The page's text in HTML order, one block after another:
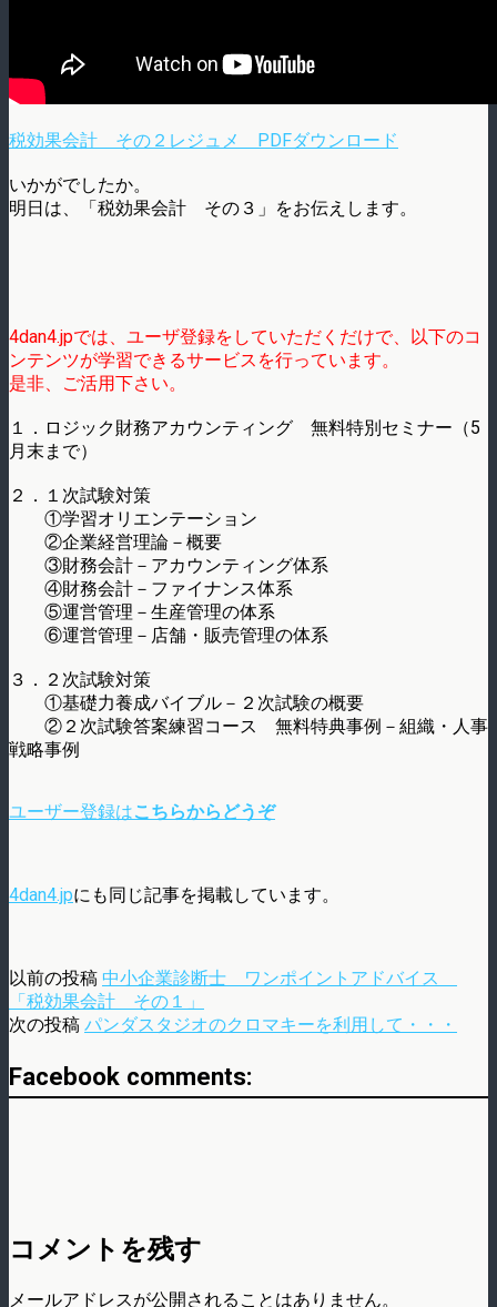
税効果会計 その２レジュメ PDFダウンロード
いかがでしたか。
明日は、「税効果会計 その３」をお伝えします。
4dan4.jpでは、ユーザ登録をしていただくだけで、以下のコ
ンテンツが学習できるサービスを行っています。
是非、ご活用下さい。
１．ロジック財務アカウンティング 無料特別セミナー（5
月末まで）
２．１次試験対策
①学習オリエンテーション
②企業経営理論－概要
③財務会計－アカウンティング体系
④財務会計－ファイナンス体系
⑤運営管理－生産管理の体系
⑥運営管理－店舗・販売管理の体系
３．２次試験対策
①基礎力養成バイブル－２次試験の概要
②２次試験答案練習コース 無料特典事例－組織・人事
戦略事例
ユーザー登録はこちらからどうぞ
4dan4.jpにも同じ記事を掲載しています。
以前の投稿 中小企業診断士 ワンポイントアドバイス
「税効果会計 その１」
次の投稿 パンダスタジオのクロマキーを利用して・・・
Facebook comments:
コメントを残す
メールアドレスが公開されることはありません。